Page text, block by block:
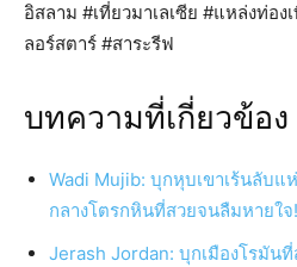
อิสลาม #เที่ยวมาเลเซีย #แหล่งท่อ
ลอร์สตาร์ #สาระรีฟ
บทความที่เกี่ยวข้อง
Wadi Mujib: บุกหุบเขาเร้นลับแ
กลางโตรกหินที่สวยจนลืมหายใจ!
Jerash Jordan: บุกเมืองโรมั